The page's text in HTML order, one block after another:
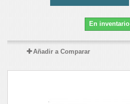
En inventario
Añadir a Comparar